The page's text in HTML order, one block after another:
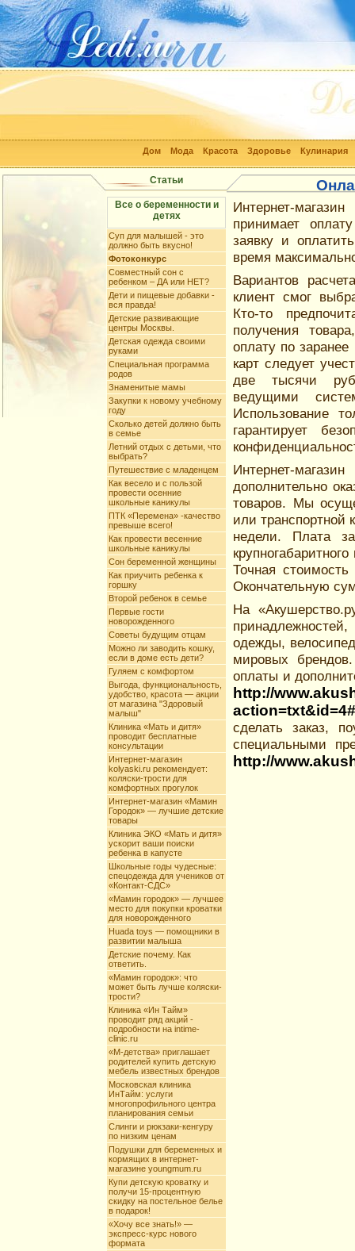
Дом Мода Красота Здоровье Кулинария
Статьи
Все о беременности и
детях
Суп для малышей - это
должно быть вкусно!
Фотоконкурс
Совместный сон с
ребенком – ДА или НЕТ?
Дети и пищевые добавки -
вся правда!
Детские развивающие
центры Москвы.
Детская одежда своими
руками
Специальная программа
родов
Знаменитые мамы
Закупки к новому учебному
году
Сколько детей должно быть
в семье
Летний отдых с детьми, что
выбрать?
Путешествие с младенцем
Как весело и с пользой
провести осенние
школьные каникулы
ПТК «Перемена» -качество
превыше всего!
Как провести весенние
школьные каникулы
Сон беременной женщины
Как приучить ребенка к
горшку
Второй ребенок в семье
Первые гости
новорожденного
Советы будущим отцам
Можно ли заводить кошку,
если в доме есть дети?
Гуляем с комфортом
Выгода, функциональность,
удобство, красота — акции
от магазина "Здоровый
малыш"
Клиника «Мать и дитя»
проводит бесплатные
консультации
Интернет-магазин
kolyaski.ru рекомендует:
коляски-трости для
комфортных прогулок
Интернет-магазин «Мамин
Городок» — лучшие детские
товары
Клиника ЭКО «Мать и дитя»
ускорит ваши поиски
ребенка в капусте
Школьные годы чудесные:
спецодежда для учеников от
«Контакт-СДС»
«Мамин городок» — лучшее
место для покупки кроватки
для новорожденного
Huada toys — помощники в
развитии малыша
Детские почему. Как
ответить.
«Мамин городок»: что
может быть лучше коляски-
трости?
Клиника «Ин Тайм»
проводит ряд акций -
подробности на intime-
clinic.ru
«М-детства» приглашает
родителей купить детскую
мебель известных брендов
Московская клиника
ИнТайм: услуги
многопрофильного центра
планирования семьи
Слинги и рюкзаки-кенгуру
по низким ценам
Подушки для беременных и
кормящих в интернет-
магазине youngmum.ru
Купи детскую кроватку и
получи 15-процентную
скидку на постельное белье
в подарок!
«Хочу все знать!» —
экспресс-курс нового
формата
Интернет-
принимает
заявку и
время
Вариантов
клиент смог
Кто-то
получения
оплату по
карт следует
две тысячи
ведущими
Использование
гарантирует
Интернет-
дополнительно
товаров. Мы
или
недели. Плата
Точная
Окончательную
На
одежды,
мировых
оплаты и
http://
сделать заказ,
специальными
http://